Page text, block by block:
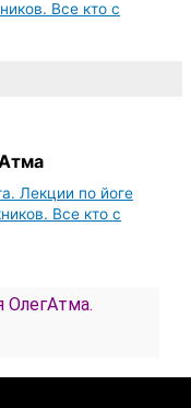
Все кто с
Лекции по йоге
Все кто с
ОлегАтма.